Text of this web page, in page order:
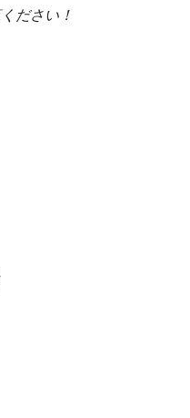
ださい！